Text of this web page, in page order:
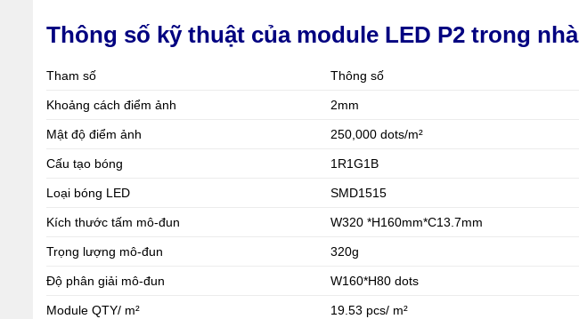
Thông số kỹ thuật của module LED P2 trong nhà
Tham số Thông số
Khoảng cách điểm ảnh 2mm
Mật độ điểm ảnh 250,000 dots/m²
Cấu tạo bóng 1R1G1B
Loại bóng LED SMD1515
Kích thước tấm mô-đun W320 *H160mm*C13.7mm
Trọng lượng mô-đun 320g
Độ phân giải mô-đun W160*H80 dots
Module QTY/ m² 19.53 pcs/ m²